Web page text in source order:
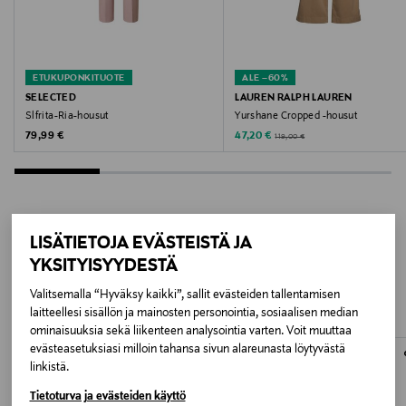
LISÄTIETOJA EVÄSTEISTÄ JA
YKSITYISYYDESTÄ
Valitsemalla “Hyväksy kaikki”, sallit evästeiden tallentamisen
laitteellesi sisällön ja mainosten personointia, sosiaalisen median
ominaisuuksia sekä liikenteen analysointia varten. Voit muuttaa
evästeasetuksiasi milloin tahansa sivun alareunasta löytyvästä
linkistä.
Tietoturva ja evästeiden käyttö
Valmistusmaa
Turkki
Valmistaja
Bestseller Wholesale Finland Oy
Valmistajan osoite
Lars Sonckin Kaari 6, 02600 Espoo, Finland
ETUKUPONKITUOTE
SELECTED
Slfrita-Ria-housut
Original Price
79,99 €
ALE –60%
LAUREN RALPH LAUREN
Yurshane Cropped -housut
Discounted Price
47,20 € Original Price
119,00 €
LISÄÄ KIINNOSTAVIA
TUOTTEITA